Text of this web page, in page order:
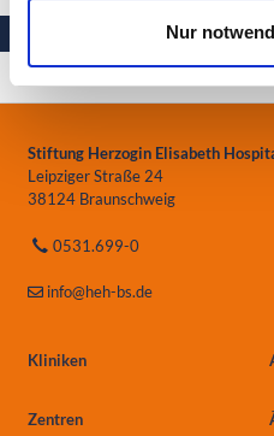
Nur
Ihre
Stiftung Herzogin Elisabeth
Leipziger Straße 24
38124 Braunschweig
0531.699-0
info@heh-bs.de
Kliniken
Zentren